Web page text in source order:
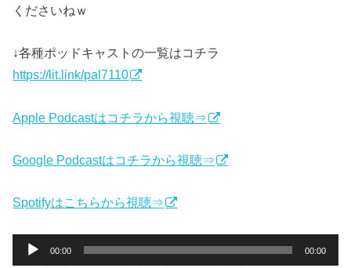
くださいねｗ
↓各種ポッドキャストの一覧はコチラ
https://lit.link/pal7110
Apple Podcastはコチラから視聴⇒
Google Podcastはコチラから視聴⇒
Spotifyはこちらから視聴⇒
00:00 00:00